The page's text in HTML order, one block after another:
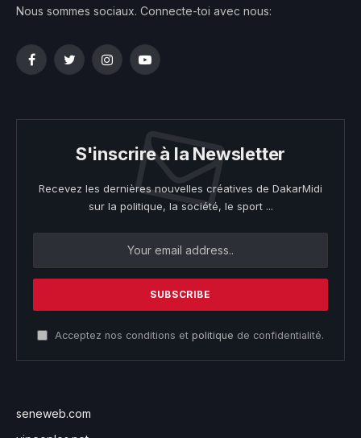
Nous sommes sociaux. Connecte-toi avec nous:
FacebookTwitterInstagramYouTube
S'inscrire à la Newsletter
Recevez les dernières nouvelles créatives de DakarMidi
sur la politique, la société, le sport ...
Acceptez nos conditions et politique de confidentialité.
seneweb.com